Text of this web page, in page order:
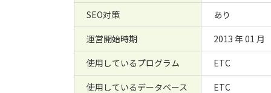
SEO対策
あり
運営開始時期
2013 年 01 月
使用しているプログラム
ETC
使用しているデータベース
ETC